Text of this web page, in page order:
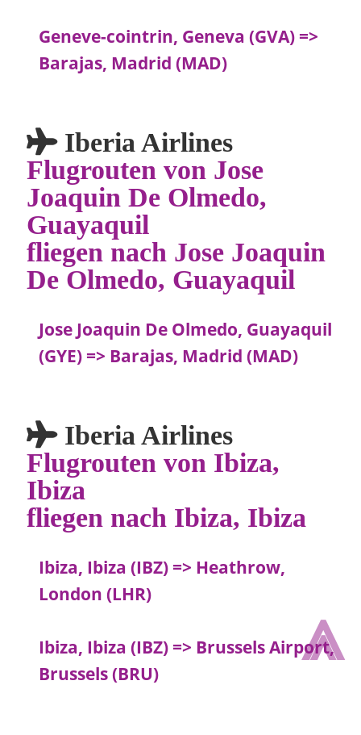
Geneve-cointrin, Geneva (GVA) =>
Barajas, Madrid (MAD)
Iberia Airlines
Flugrouten von Jose
Joaquin De Olmedo,
Guayaquil
fliegen nach Jose Joaquin
De Olmedo, Guayaquil
Jose Joaquin De Olmedo, Guayaquil
(GYE) => Barajas, Madrid (MAD)
Iberia Airlines
Flugrouten von Ibiza,
Ibiza
fliegen nach Ibiza, Ibiza
Ibiza, Ibiza (IBZ) => Heathrow,
London (LHR)
Ibiza, Ibiza (IBZ) => Brussels Airport,
Brussels (BRU)
⩓